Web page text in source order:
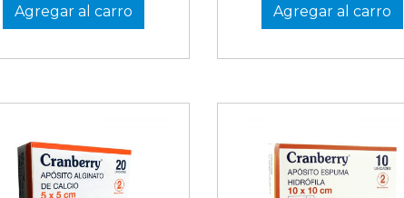
Agregar al carro
Agregar al carro